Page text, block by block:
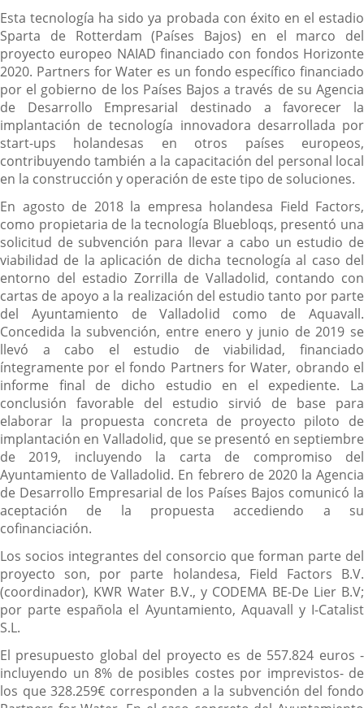
Esta tecnología ha sido ya probada con éxito en el estadio
Sparta de Rotterdam (Países Bajos) en el marco del
proyecto europeo NAIAD financiado con fondos Horizonte
2020. Partners for Water es un fondo específico financiado
por el gobierno de los Países Bajos a través de su Agencia
de Desarrollo Empresarial destinado a favorecer la
implantación de tecnología innovadora desarrollada por
start-ups holandesas en otros países europeos,
contribuyendo también a la capacitación del personal local
en la construcción y operación de este tipo de soluciones.
En agosto de 2018 la empresa holandesa Field Factors,
como propietaria de la tecnología Bluebloqs, presentó una
solicitud de subvención para llevar a cabo un estudio de
viabilidad de la aplicación de dicha tecnología al caso del
entorno del estadio Zorrilla de Valladolid, contando con
cartas de apoyo a la realización del estudio tanto por parte
del Ayuntamiento de Valladolid como de Aquavall.
Concedida la subvención, entre enero y junio de 2019 se
llevó a cabo el estudio de viabilidad, financiado
íntegramente por el fondo Partners for Water, obrando el
informe final de dicho estudio en el expediente. La
conclusión favorable del estudio sirvió de base para
elaborar la propuesta concreta de proyecto piloto de
implantación en Valladolid, que se presentó en septiembre
de 2019, incluyendo la carta de compromiso del
Ayuntamiento de Valladolid. En febrero de 2020 la Agencia
de Desarrollo Empresarial de los Países Bajos comunicó la
aceptación de la propuesta accediendo a su
cofinanciación.
Los socios integrantes del consorcio que forman parte del
proyecto son, por parte holandesa, Field Factors B.V.
(coordinador), KWR Water B.V., y CODEMA BE-De Lier B.V;
por parte española el Ayuntamiento, Aquavall y I-Catalist
S.L.
El presupuesto global del proyecto es de 557.824 euros -
incluyendo un 8% de posibles costes por imprevistos- de
los que 328.259€ corresponden a la subvención del fondo